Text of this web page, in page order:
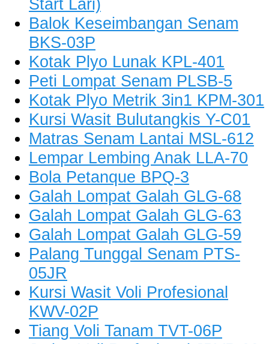
Start Lari)
Balok Keseimbangan Senam
BKS-03P
Kotak Plyo Lunak KPL-401
Peti Lompat Senam PLSB-5
Kotak Plyo Metrik 3in1 KPM-301
Kursi Wasit Bulutangkis Y-C01
Matras Senam Lantai MSL-612
Lempar Lembing Anak LLA-70
Bola Petanque BPQ-3
Galah Lompat Galah GLG-68
Galah Lompat Galah GLG-63
Galah Lompat Galah GLG-59
Palang Tunggal Senam PTS-
05JR
Kursi Wasit Voli Profesional
KWV-02P
Tiang Voli Tanam TVT-06P